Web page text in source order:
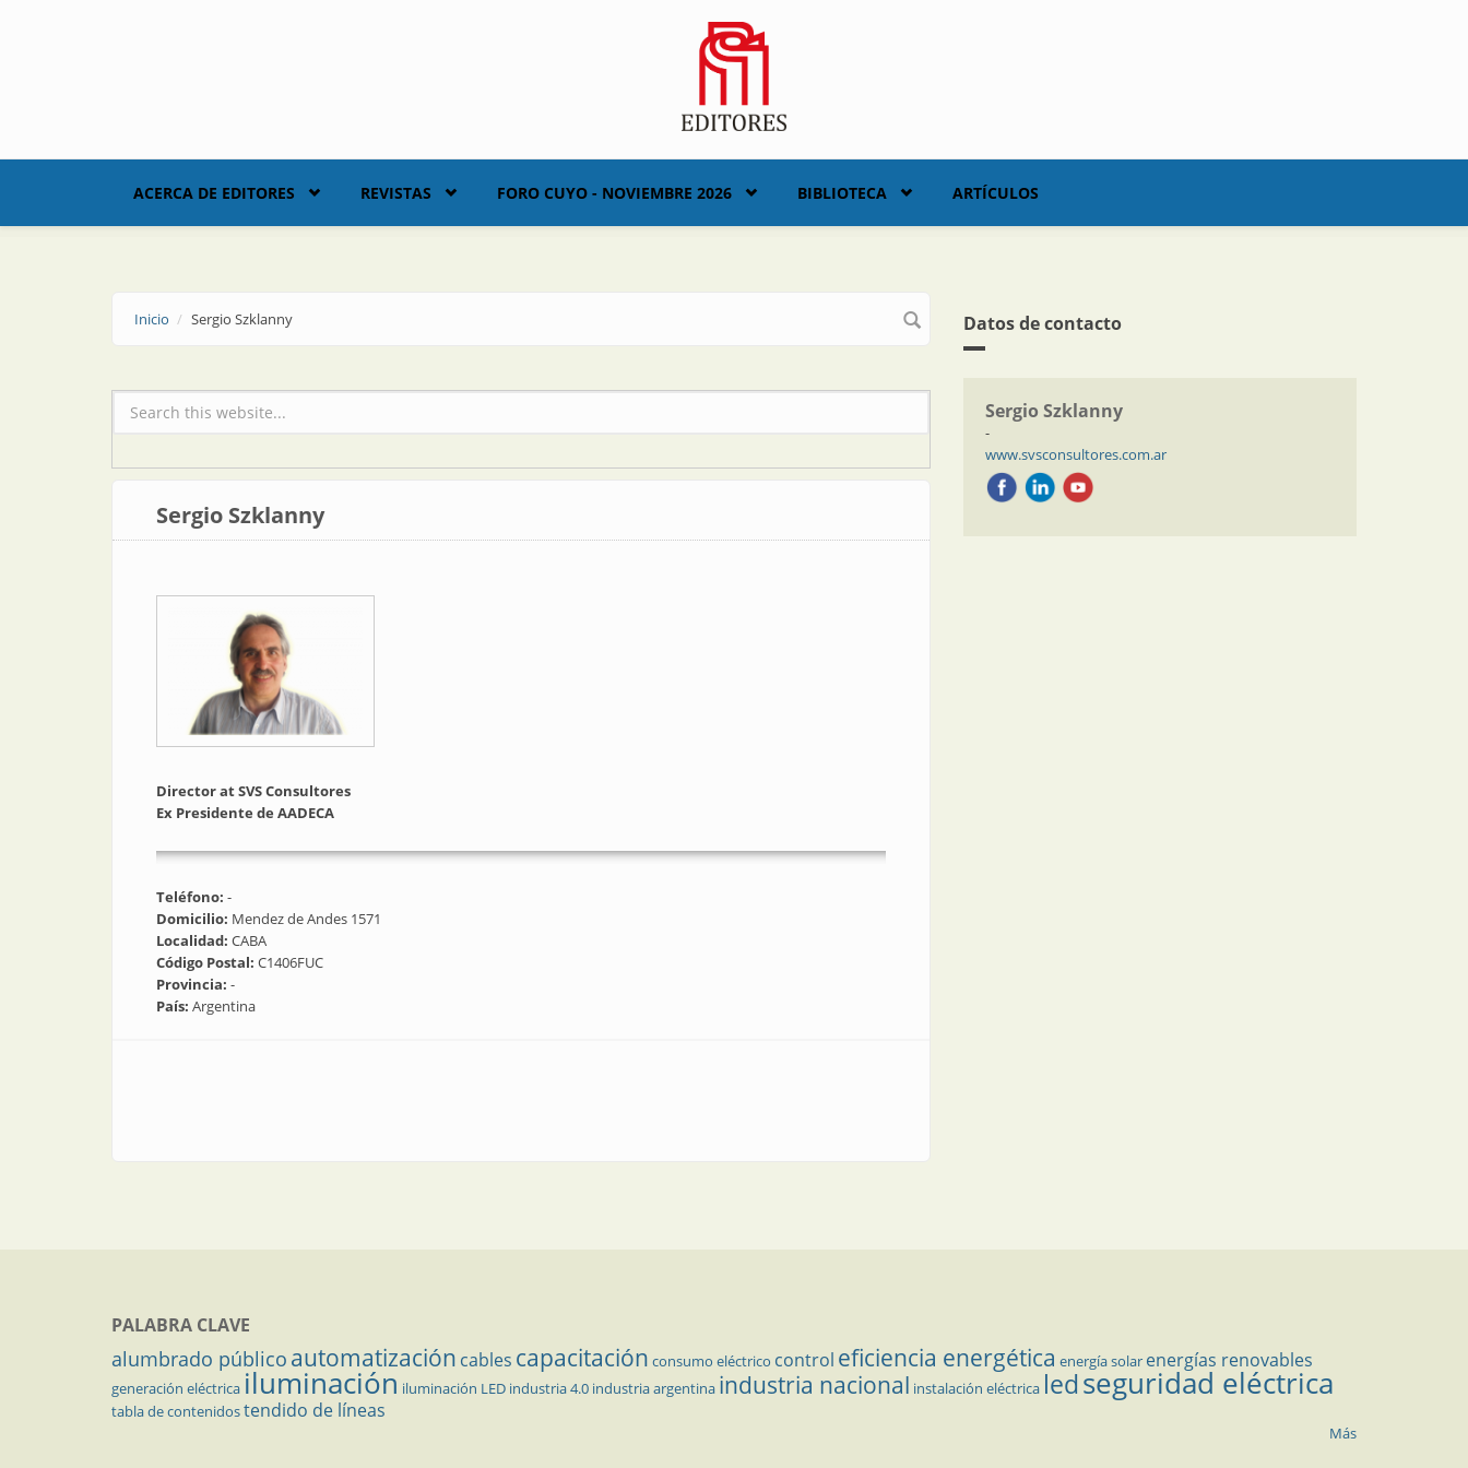
ACERCA DE EDITORES REVISTAS FORO CUYO - NOVIEMBRE 2026 BIBLIOTECA ARTÍCULOS
Inicio Sergio Szklanny
Formulario de búsqueda
Sergio Szklanny
Director at SVS Consultores
Ex Presidente de AADECA
Teléfono: -
Domicilio: Mendez de Andes 1571
Localidad: CABA
Código Postal: C1406FUC
Provincia: -
País: Argentina
Datos de contacto
Sergio Szklanny
-
www.svsconsultores.com.ar
PALABRA CLAVE
alumbrado público automatización cables capacitación consumo eléctrico control eficiencia energética energía solar energías renovables
generación eléctrica iluminación iluminación LED industria 4.0 industria argentina industria nacional instalación eléctrica ledseguridad eléctrica
tabla de contenidostendido de líneas
Más